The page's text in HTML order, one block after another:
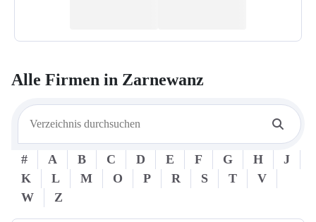
Alle Firmen in Zarnewanz
# A B C D E F G H
J
K
L M O P R S T
V
W
Z